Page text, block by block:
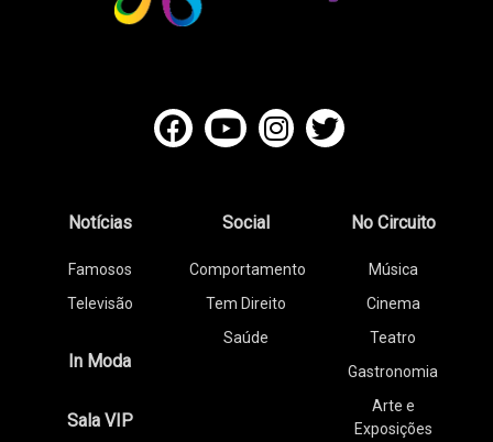
Notícias
Famosos
Televisão
In Moda
Sala VIP
Social
Comportamento
Tem Direito
Saúde
No Circuito
Música
Cinema
Teatro
Gastronomia
Arte e
Exposições